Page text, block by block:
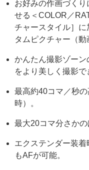
お好みの作画づく
せる＜COLOR／
チャースタイル］
タムピクチャー（動
かんたん撮影ゾー
をより美しく撮影で
最高約40コマ／秒
時）。
最大20コマ分さか
エクステンダー装
もAFが可能。